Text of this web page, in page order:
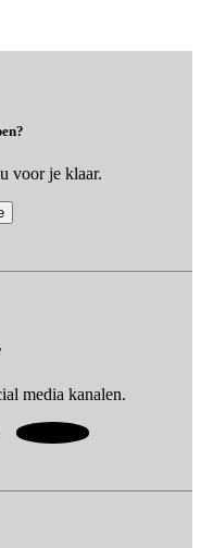
voor je klaar.
media kanalen.